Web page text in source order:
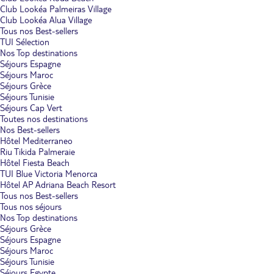
Club Lookéa Palmeiras Village
Club Lookéa Alua Village
Tous nos Best-sellers
TUI Sélection
Nos Top destinations
Séjours Espagne
Séjours Maroc
Séjours Grèce
Séjours Tunisie
Séjours Cap Vert
Toutes nos destinations
Nos Best-sellers
Hôtel Mediterraneo
Riu Tikida Palmeraie
Hôtel Fiesta Beach
TUI Blue Victoria Menorca
Hôtel AP Adriana Beach Resort
Tous nos Best-sellers
Tous nos séjours
Nos Top destinations
Séjours Grèce
Séjours Espagne
Séjours Maroc
Séjours Tunisie